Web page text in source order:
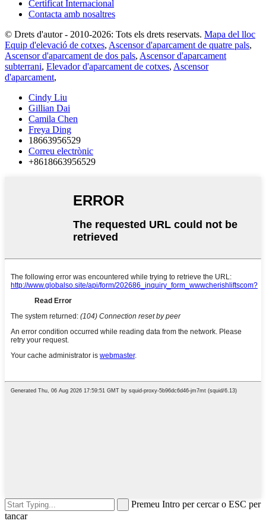
Certificat Internacional
Contacta amb nosaltres
© Drets d'autor - 2010-2026: Tots els drets reservats. Mapa del lloc
Equip d'elevació de cotxes, Ascensor d'aparcament de quatre pals,
Ascensor d'aparcament de dos pals, Ascensor d'aparcament
subterrani, Elevador d'aparcament de cotxes, Ascensor
d'aparcament,
Cindy Liu
Gillian Dai
Camila Chen
Freya Ding
18663956529
Correu electrònic
+8618663956529
Premeu Intro per cercar o ESC per
tancar